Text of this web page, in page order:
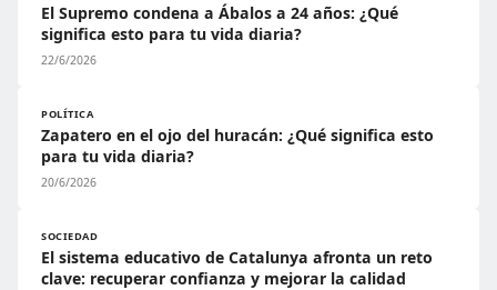
El Supremo condena a Ábalos a 24 años: ¿Qué
significa esto para tu vida diaria?
22/6/2026
POLÍTICA
Zapatero en el ojo del huracán: ¿Qué significa esto
para tu vida diaria?
20/6/2026
SOCIEDAD
El sistema educativo de Catalunya afronta un reto
clave: recuperar confianza y mejorar la calidad